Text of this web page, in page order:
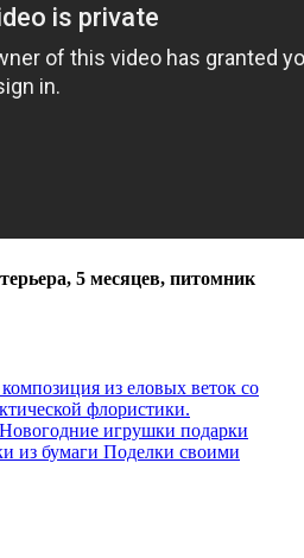
5 месяцев, питомник
из еловых веток со
флористики.
игрушки подарки
из бумаги Поделки своими